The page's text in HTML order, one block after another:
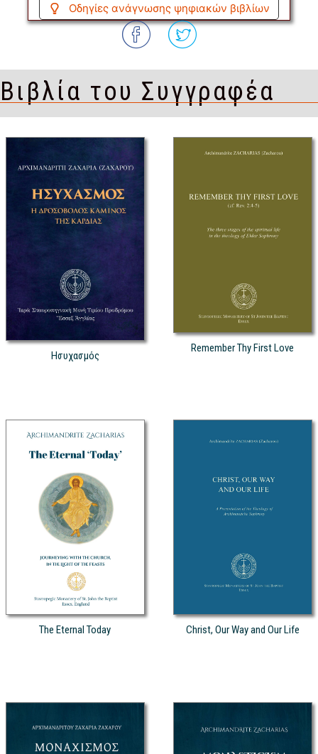
Οδηγίες ανάγνωσης ψηφιακών βιβλίων
Βιβλία του Συγγραφέα
Ησυχασμός
Remember Thy First Love
The Eternal Today Christ, Our Way and Our Life